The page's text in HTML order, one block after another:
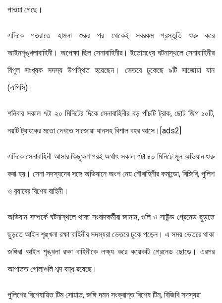
পাওয়া গেছে।
এদিকে গতরাতে হামলা শুরুর পর থেকেই সবরকম প্রস্তুতি শুরু করে
আইনশৃঙ্খলাবাহিনী। অপেক্ষা ছিল সেনাবাহিনীর। ইতোমধ্যে ঘটনাস্থলে সেনাবাহিনীর
বিপুল সংখ্যক সদস্য উপস্থিত হয়েছেন। ভেতরে ঢুকেছে ৯টি সাজোয়া যান
(এপিসি)।
শনিবার সকাল ৭টা ২০ মিনিটের দিকে সেনাবাহিনীর বড় পাঁচটি ট্রাক, ছোট জিপ ১০টি,
নয়টি ট্যাংকের মতো দেখতে সাজোয়া যানসহ বিশাল বহর আসে।[ads2]
এদিকে সেনাবাহিনী আসার কিছুক্ষণ পরই অর্থাৎ সকাল ৭টা ৪০ মিনিটে মূল অভিযান শুরু
করা হয়। সেনা সদস্যদের সঙ্গে অভিযানে অংশ নেয় নৌবাহিনীর কমান্ডো, বিজিবি, পুলিশ
ও র‍্যাবের বিশেষ বাহিনী।
অভিযান সম্পর্কে ঘটনাস্থলে থাকা সংবাদকর্মীরা জানান, গুলি ও সাউন্ড গ্রেনেড ছুড়তে
ছুড়তে আইন শৃঙ্খলা রক্ষা বাহিনীর সদস্যরা ভেতরে ঢুকে পড়েন। এ সময় ভেতরে থাকা
জঙ্গিরা আইন শৃঙ্খলা রক্ষা বাহিনীকে লক্ষ্য করে কয়েকটি গ্রেনেড ছোড়ে। এরপর
আপাতত গোলাগুলি শব্দ বন্ধ রয়েছে।
পুলিশের বিশেষায়িত টিম সোয়াত, জঙ্গি দমন সংক্রান্ত বিশেষ টিম, বিজিবি সদস্যরা